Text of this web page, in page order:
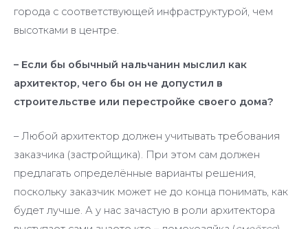
города с соответствующей инфраструктурой, чем
высотками в центре.
– Если бы обычный нальчанин мыслил как
архитектор, чего бы он не допустил в
строительстве или перестройке своего дома?
– Любой архитектор должен учитывать требования
заказчика (застройщика). При этом сам должен
предлагать определённые варианты решения,
поскольку заказчик может не до конца понимать, как
будет лучше. А у нас зачастую в роли архитектора